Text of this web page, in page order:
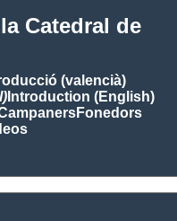
Catedral de
(valencià)
Introduction (English)
Fonedors